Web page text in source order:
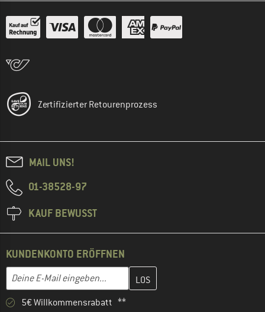
Zertifizierter Retourenprozess
MAIL UNS!
01-38528-97
KAUF BEWUSST
KUNDENKONTO ERÖFFNEN
E-Mail-Adresse
Gib hier deine E-Mail-Adresse ein und erstelle im nächsten
5€ Willkommensrabatt **